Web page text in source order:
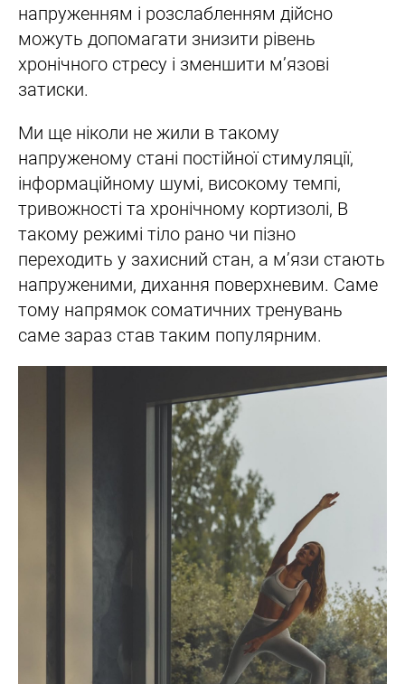
напруженням і розслабленням дійсно
можуть допомагати знизити рівень
хронічного стресу і зменшити м’язові
затиски.
Ми ще ніколи не жили в такому
напруженому стані постійної стимуляції,
інформаційному шумі, високому темпі,
тривожності та хронічному кортизолі, В
такому режимі тіло рано чи пізно
переходить у захисний стан, а м’язи стають
напруженими, дихання поверхневим. Саме
тому напрямок соматичних тренувань
саме зараз став таким популярним.